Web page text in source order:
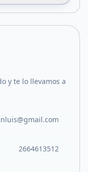
y te lo llevamos a
2664613512